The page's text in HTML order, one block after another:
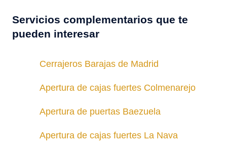
Servicios complementarios que te
pueden interesar
Cerrajeros Barajas de Madrid
Apertura de cajas fuertes Colmenarejo
Apertura de puertas Baezuela
Apertura de cajas fuertes La Nava